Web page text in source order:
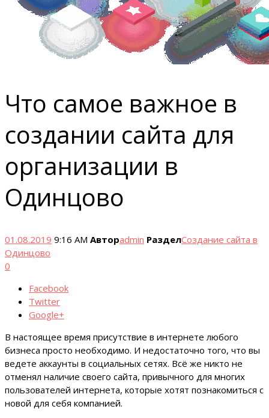
Что самое важное в
создании сайта для
организации в
Одинцово
01.08.2019 9:16 AM Авторadmin РазделСоздание сайта в
Одинцово
0
Facebook
Twitter
Google+
В настоящее время присутствие в интернете любого
бизнеса просто необходимо. И недостаточно того, что вы
ведете аккаунты в социальных сетях. Всё же никто не
отменял наличие своего сайта, привычного для многих
пользователей интернета, которые хотят познакомиться с
новой для себя компанией.